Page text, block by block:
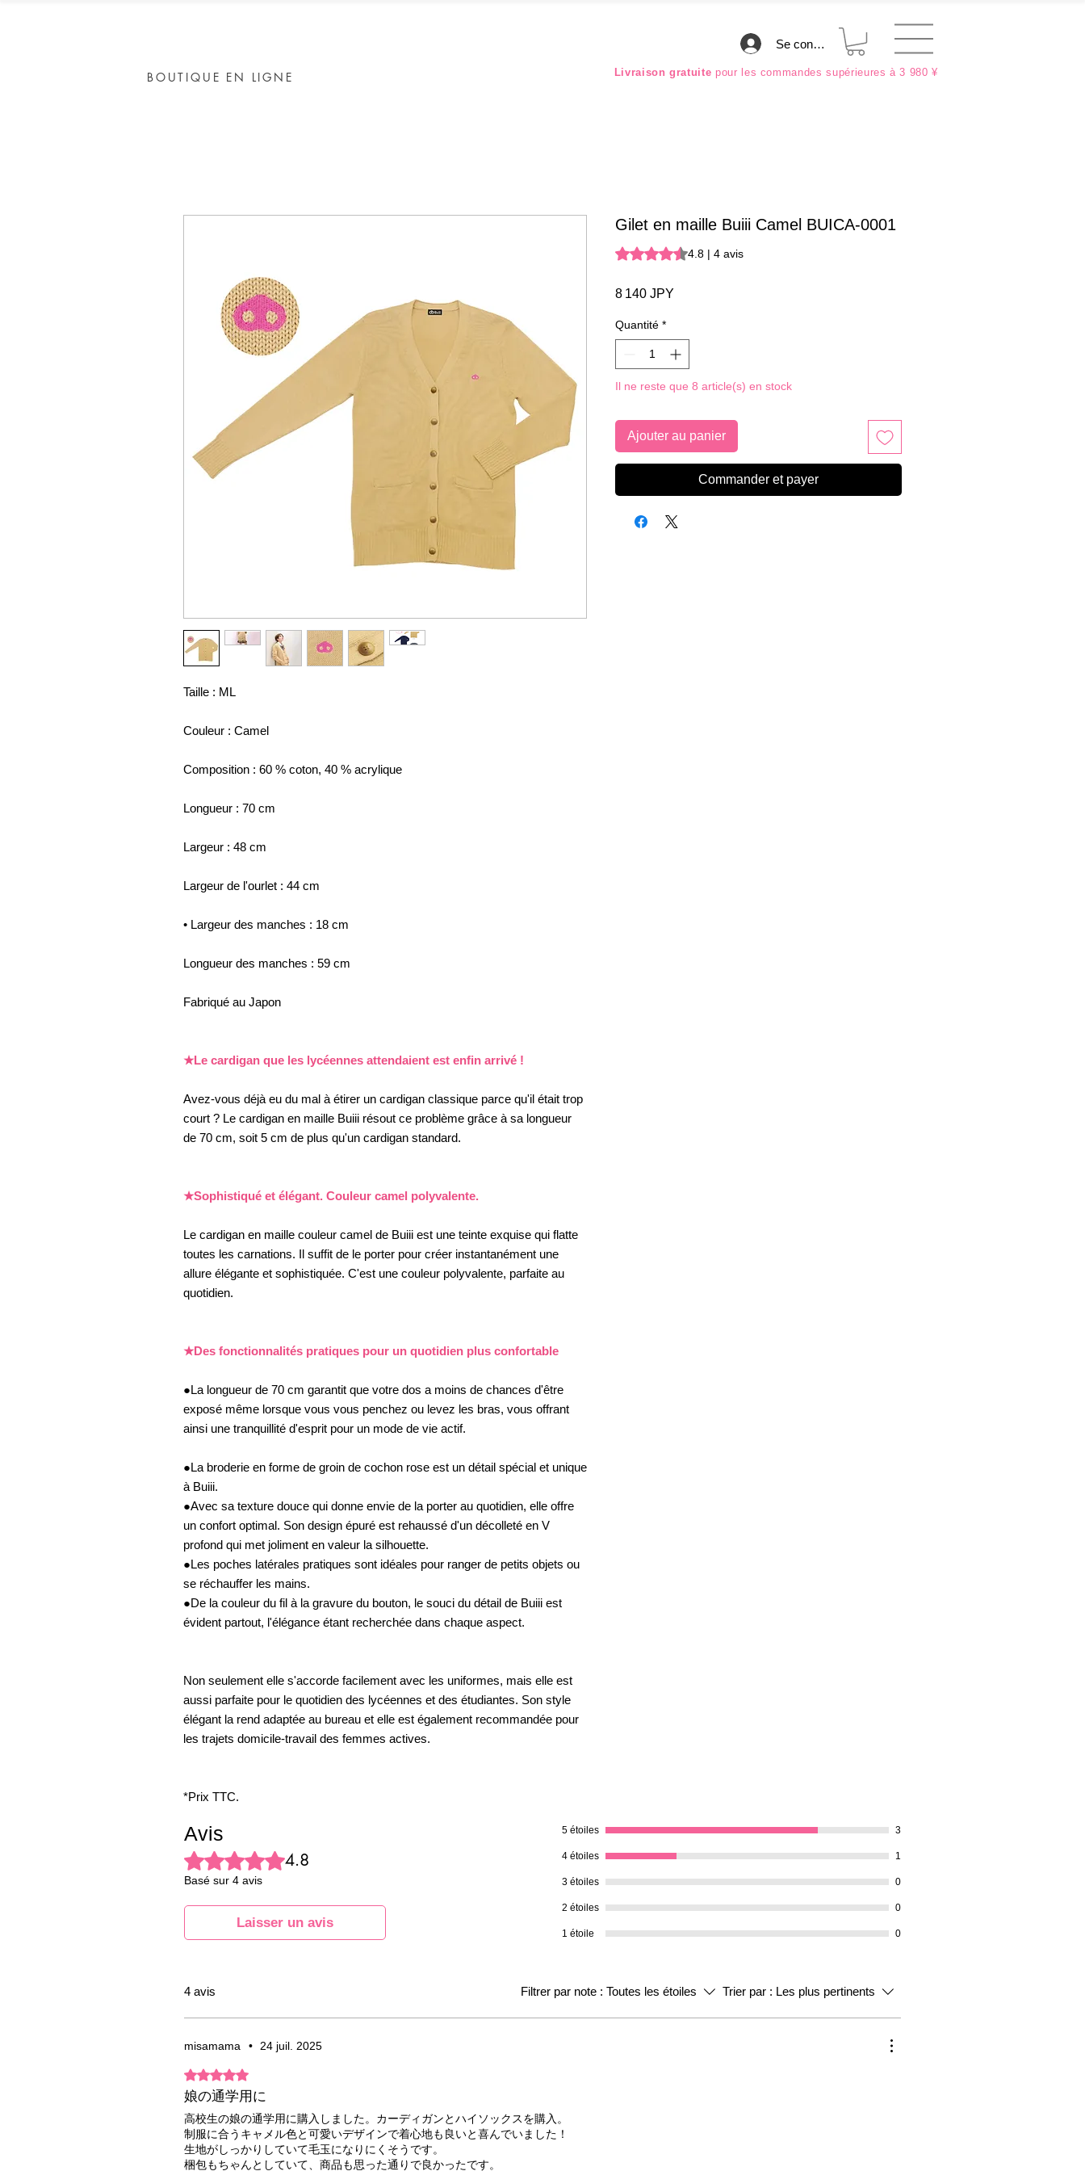
BOUTIQUE EN LIGNE
Se connecter
Livraison gratuite pour les commandes supérieures à 3 980 ¥
Taille : ML
Couleur : Camel
Composition : 60 % coton, 40 % acrylique
Longueur : 70 cm
Largeur : 48 cm
Largeur de l'ourlet : 44 cm
• Largeur des manches : 18 cm
Longueur des manches : 59 cm
Fabriqué au Japon
★Le cardigan que les lycéennes attendaient est enfin arrivé !
Avez-vous déjà eu du mal à étirer un cardigan classique parce qu'il était trop
court ? Le cardigan en maille Buiii résout ce problème grâce à sa longueur
de 70 cm, soit 5 cm de plus qu'un cardigan standard.
★Sophistiqué et élégant. Couleur camel polyvalente.
Le cardigan en maille couleur camel de Buiii est une teinte exquise qui flatte
toutes les carnations. Il suffit de le porter pour créer instantanément une
allure élégante et sophistiquée. C'est une couleur polyvalente, parfaite au
quotidien.
★Des fonctionnalités pratiques pour un quotidien plus confortable
●La longueur de 70 cm garantit que votre dos a moins de chances d'être
exposé même lorsque vous vous penchez ou levez les bras, vous offrant
ainsi une tranquillité d'esprit pour un mode de vie actif.
●La broderie en forme de groin de cochon rose est un détail spécial et unique
à Buiii.
●Avec sa texture douce qui donne envie de la porter au quotidien, elle offre
un confort optimal. Son design épuré est rehaussé d'un décolleté en V
profond qui met joliment en valeur la silhouette.
●Les poches latérales pratiques sont idéales pour ranger de petits objets ou
se réchauffer les mains.
●De la couleur du fil à la gravure du bouton, le souci du détail de Buiii est
évident partout, l'élégance étant recherchée dans chaque aspect.
Non seulement elle s'accorde facilement avec les uniformes, mais elle est
aussi parfaite pour le quotidien des lycéennes et des étudiantes. Son style
élégant la rend adaptée au bureau et elle est également recommandée pour
les trajets domicile-travail des femmes actives.
*Prix TTC.
Gilet en maille Buiii Camel BUICA-0001
La note est de 4.8 sur cinq étoiles selon 4 avis
4.8 | 4 avis
8 140 JPY
Quantité *
Il ne reste que 8 article(s) en stock
Ajouter au panier
Commander et payer
Avis
Noté 4,8 sur 5. 4.8
Basé sur 4 avis
Laisser un avis
5 étoiles 3
4 étoiles 1
3 étoiles 0
2 étoiles 0
1 étoile 0
4 avis Filtrer par note : Toutes les étoiles Trier par : Les plus pertinents
misamama • 24 juil. 2025
Noté 5 sur 5.
娘の通学用に
高校生の娘の通学用に購入しました。カーディガンとハイソックスを購入。
制服に合うキャメル色と可愛いデザインで着心地も良いと喜んでいました！
生地がしっかりしていて毛玉になりにくそうです。
梱包もちゃんとしていて、商品も思った通りで良かったです。